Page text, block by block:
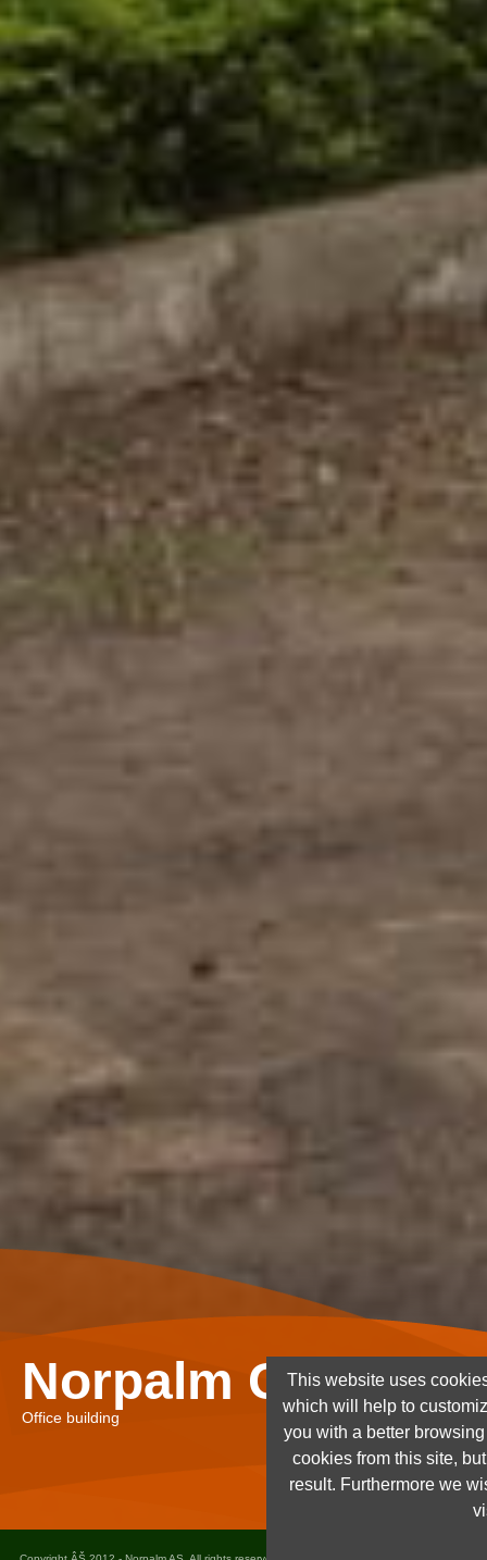
Norpalm Ghana
Office building
This website uses
which will help to
you with a better
cookies from this site,
result. Furthermore we